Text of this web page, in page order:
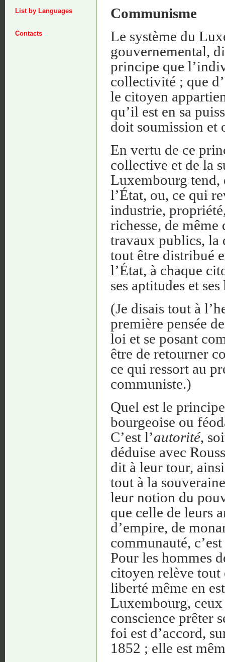
List by Languages
Contacts
Communisme
Le système du
gouvernemental,
principe que
collectivité ; que
le citoyen
qu’il est en sa
doit soumission et
En vertu de ce
collective et de la
Luxembourg tend,
l’État, ou, ce qui
industrie,
richesse, de
travaux publics, la
tout être distribué
l’État, à chaque
ses aptitudes et
(Je disais tout à
première pensée
loi et se posant
être de retourner
ce qui ressort au
communiste.)
Quel est le
bourgeoise ou
C’est l’autorité,
déduise avec
dit à leur tour,
tout à la
leur notion du
que celle de leurs
d’empire, de
communauté,
Pour les hommes
citoyen relève tout
liberté même en
Luxembourg, ceux
conscience prêter
foi est d’accord,
1852 ; elle est